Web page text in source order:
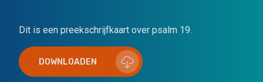
Dit is een preekschrijfkaart over psalm 19.
DOWNLOADEN